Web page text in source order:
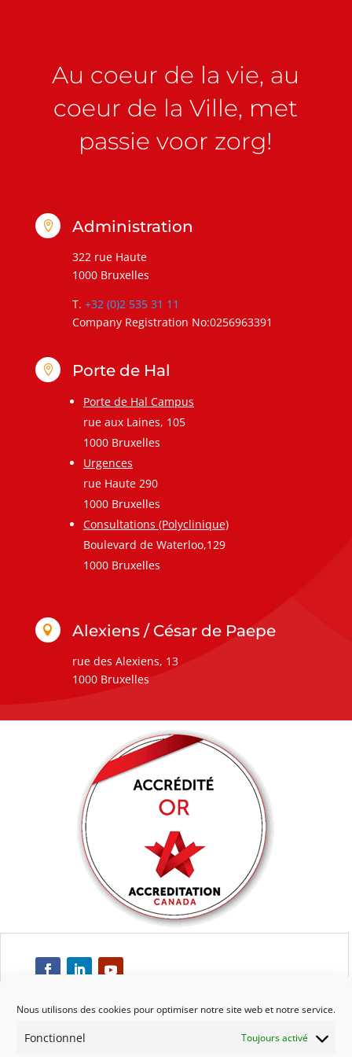
Nous utilisons des cookies pour optimiser notre site web et notre service.
Fonctionnel Toujours activé
Au coeur de la vie, au
coeur de la Ville, met
passie voor zorg!
 Administration
322 rue Haute
1000 Bruxelles
T. +32 (0)2 535 31 11
Company Registration No:0256963391
 Porte de Hal
Porte de Hal Campus
rue aux Laines, 105
1000 Bruxelles
Urgences
rue Haute 290
1000 Bruxelles
Consultations (Polyclinique)
Boulevard de Waterloo,129
1000 Bruxelles
 Alexiens / César de Paepe
rue des Alexiens, 13
1000 Bruxelles
Respect